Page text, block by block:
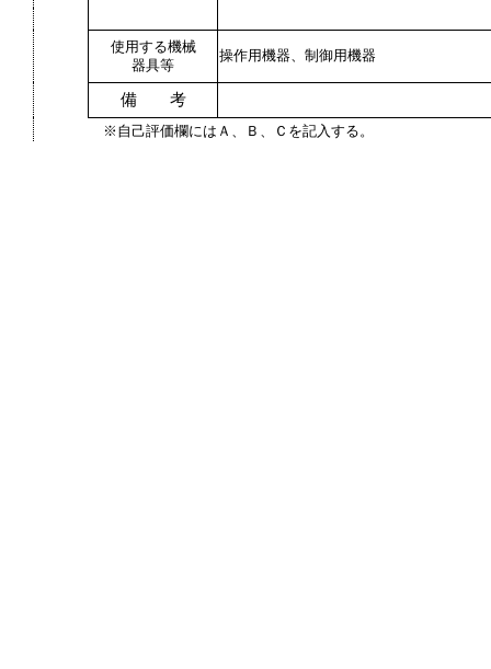
使用する機械
器具等
操作用機器、制御用機器
備 考
※自己評価欄にはＡ、Ｂ、Ｃを記入する。